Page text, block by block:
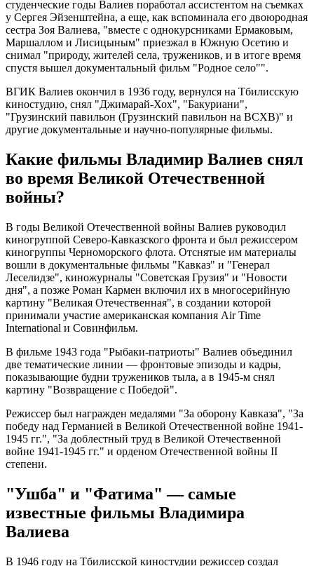
студенческие годы Валиев поработал ассистентом на съемках
у Сергея Эйзенштейна, а еще, как вспоминала его двоюродная
сестра Зоя Валиева, "вместе с однокурсниками Ермаковым,
Маршаллом и Лисицыным" приезжал в Южную Осетию и
снимал "природу, жителей села, тружеников, и в итоге время
спустя вышел документальный фильм "Родное село"".
ВГИК Валиев окончил в 1936 году, вернулся на Тбилисскую
киностудию, снял "Джимарай-Хох", "Бакуриани",
"Грузинский павильон (Грузинский павильон на ВСХВ)" и
другие документальные и научно-популярные фильмы.
Какие фильмы Владимир Валиев снял
во время Великой Отечественной
войны?
В годы Великой Отечественной войны Валиев руководил
киногруппой Северо-Кавказского фронта и был режиссером
киногруппы Черноморского флота. Отснятые им материалы
вошли в документальные фильмы "Кавказ" и "Генерал
Леселидзе", киножурналы "Советская Грузия" и "Новости
дня", а позже Роман Кармен включил их в многосерийную
картину "Великая Отечественная", в создании которой
принимали участие американская компания Air Time
International и Совинфильм.
В фильме 1943 года "Рыбаки-патриоты" Валиев объединил
две тематические линии — фронтовые эпизоды и кадры,
показывающие будни тружеников тыла, а в 1945-м снял
картину "Возвращение с Победой".
Режиссер был награжден медалями "За оборону Кавказа", "За
победу над Германией в Великой Отечественной войне 1941-
1945 гг.", "За доблестный труд в Великой Отечественной
войне 1941-1945 гг." и орденом Отечественной войны II
степени.
"Ушба" и "Фатима" — самые
известные фильмы Владимира
Валиева
В 1946 году на Тбилисской киностудии режиссер создал